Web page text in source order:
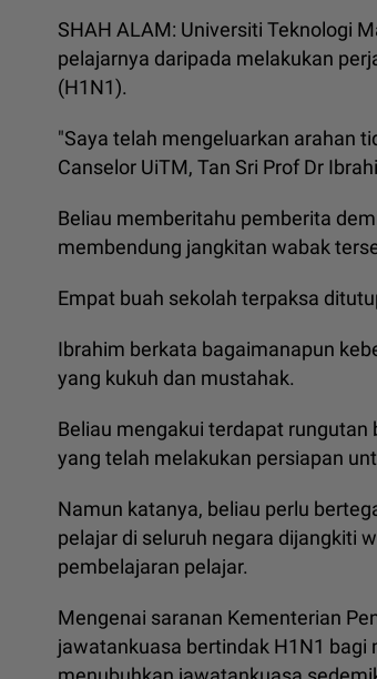
SHAH ALAM: Universiti Teknologi
pelajarnya daripada melakukan
(H1N1).
"Saya telah mengeluarkan arahan
Canselor UiTM, Tan Sri Prof Dr
Beliau memberitahu pemberita
membendung jangkitan wabak
Empat buah sekolah terpaksa
Ibrahim berkata bagaimanapun
yang kukuh dan mustahak.
Beliau mengakui terdapat
yang telah melakukan persiapan
Namun katanya, beliau perlu
pelajar di seluruh negara dijangkiti
pembelajaran pelajar.
Mengenai saranan Kementerian
jawatankuasa bertindak H1N1 bagi